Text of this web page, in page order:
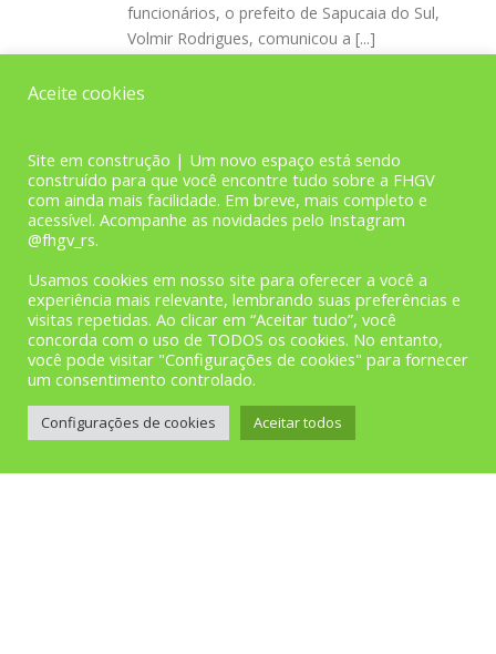
funcionários, o prefeito de Sapucaia do Sul,
Volmir Rodrigues, comunicou a [...]
1 2 3 4 5 6 7
page1of7
Aceite cookies
Site em construção | Um novo espaço está sendo
construído para que você encontre tudo sobre a FHGV
com ainda mais facilidade. Em breve, mais completo e
acessível. Acompanhe as novidades pelo Instagram
@fhgv_rs.
Usamos cookies em nosso site para oferecer a você a
experiência mais relevante, lembrando suas preferências e
visitas repetidas. Ao clicar em “Aceitar tudo”, você
concorda com o uso de TODOS os cookies. No entanto,
você pode visitar "Configurações de cookies" para fornecer
um consentimento controlado.
Configurações de cookies Aceitar todos